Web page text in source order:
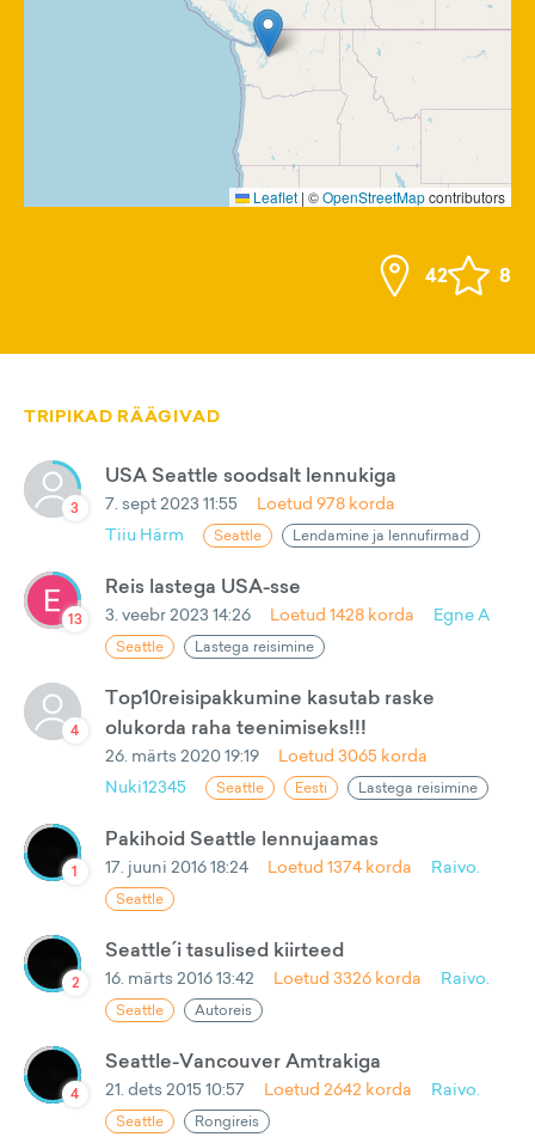
Leaflet | ©OpenStreetMapcontributors
42 8
TRIPIKAD RÄÄGIVAD
3
USA Seattle soodsalt lennukiga
7. sept 2023 11:55 Loetud 978 korda
Tiiu Härm
Seattle Lendamine ja lennufirmad
13
Reis lastega USA-sse
3. veebr 2023 14:26 Loetud 1428 korda Egne A
Seattle Lastega reisimine
4
Top10reisipakkumine kasutab raske
olukorda raha teenimiseks!!!
26. märts 2020 19:19 Loetud 3065 korda
Nuki12345
Seattle Eesti Lastega reisimine
1
Pakihoid Seattle lennujaamas
17. juuni 2016 18:24 Loetud 1374 korda Raivo.
Seattle
2
Seattle´i tasulised kiirteed
16. märts 2016 13:42 Loetud 3326 korda Raivo.
Seattle Autoreis
4
Seattle-Vancouver Amtrakiga
21. dets 2015 10:57 Loetud 2642 korda Raivo.
Seattle Rongireis